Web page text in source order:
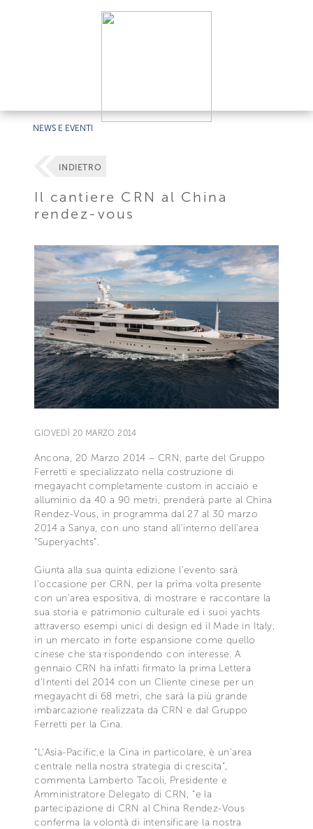
NEWS E EVENTI
INDIETRO
Il cantiere CRN al China
rendez-vous
GIOVEDÌ 20 MARZO 2014
Ancona, 20 Marzo 2014 – CRN, parte del Gruppo
Ferretti e specializzato nella costruzione di
megayacht completamente custom in acciaio e
alluminio da 40 a 90 metri, prenderà parte al China
Rendez-Vous, in programma dal 27 al 30 marzo
2014 a Sanya, con uno stand all’interno dell’area
”Superyachts”.
Giunta alla sua quinta edizione l’evento sarà
l’occasione per CRN, per la prima volta presente
con un’area espositiva, di mostrare e raccontare la
sua storia e patrimonio culturale ed i suoi yachts
attraverso esempi unici di design ed il Made in Italy,
in un mercato in forte espansione come quello
cinese che sta rispondendo con interesse. A
gennaio CRN ha infatti firmato la prima Lettera
d’Intenti del 2014 con un Cliente cinese per un
megayacht di 68 metri, che sarà la più grande
imbarcazione realizzata da CRN e dal Gruppo
Ferretti per la Cina.
“L’Asia-Pacific,e la Cina in particolare, è un’area
centrale nella nostra strategia di crescita”,
commenta Lamberto Tacoli, Presidente e
Amministratore Delegato di CRN, “e la
partecipazione di CRN al China Rendez-Vous
conferma la volontà di intensificare la nostra